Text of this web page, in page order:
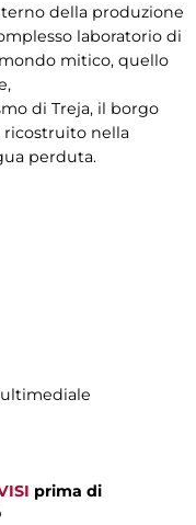
della produzione
laboratorio di
mitico, quello
di Treja, il borgo
nella
perduta.
prima di